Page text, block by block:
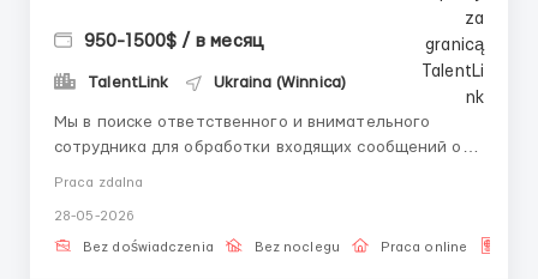
950-1500$ / в месяц
TalentLink Ukraina (Winnica)
Мы в поиске ответственного и внимательного
сотрудника для обработки входящих сообщений от
текстовой переписки с пользователями
Поддержание актуальности предоставленной
Praca zdalna
28-05-2026
Bez doświadczenia Bez noclegu Praca online